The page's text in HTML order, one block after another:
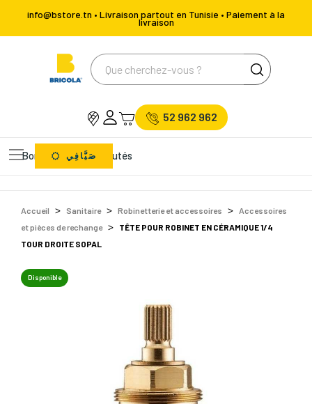
info@bstore.tn • Livraison partout en Tunisie • Paiement à la
livraison
52 962 962
Bons Plans Nouveautés
صَيَّافِي
Accueil Sanitaire Robinetterie et accessoires
Accessoires
et pièces de rechange
TÊTE POUR ROBINET EN CÉRAMIQUE 1/4
TOUR DROITE SOPAL
Disponible